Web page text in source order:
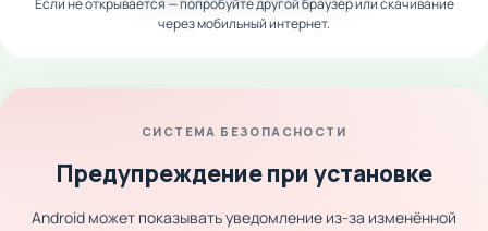
Если не открывается — попробуйте другой браузер или скачивание
через мобильный интернет.
СИСТЕМА БЕЗОПАСНОСТИ
Предупреждение при установке
Android может показывать уведомление из-за изменённой